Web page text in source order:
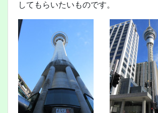
してもらいたいものです。